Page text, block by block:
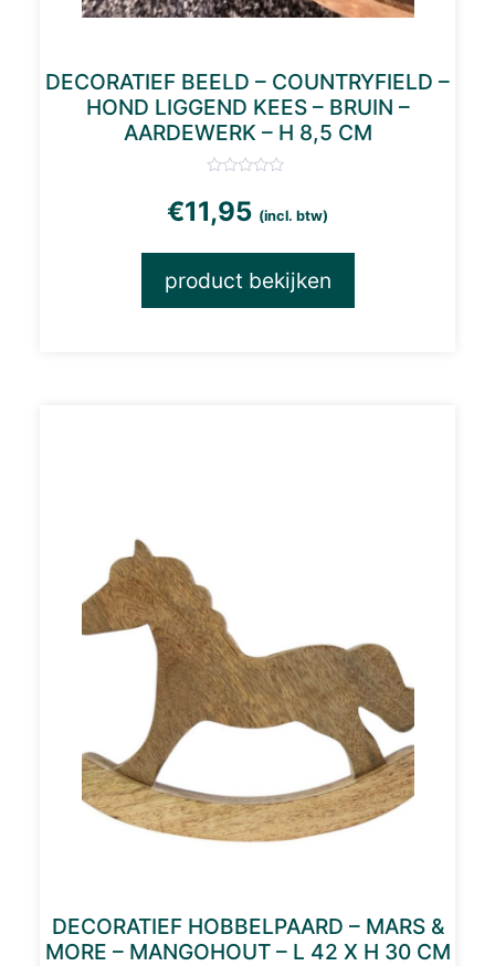
DECORATIEF BEELD – COUNTRYFIELD –
HOND LIGGEND KEES – BRUIN –
AARDEWERK – H 8,5 CM
€11,95 (incl. btw)
product bekijken
DECORATIEF HOBBELPAARD – MARS &
MORE – MANGOHOUT – L 42 X H 30 CM